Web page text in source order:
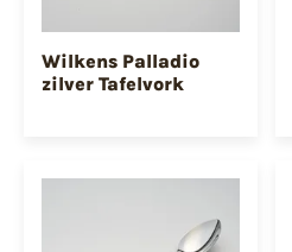
Wilkens Palladio
zilver Tafelvork